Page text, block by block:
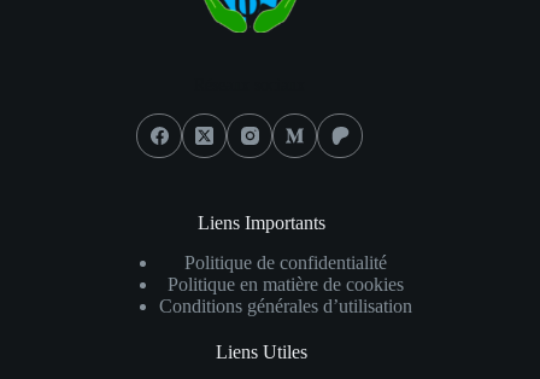
Liens Importants
Politique de confidentialité
Politique en matière de cookies
Conditions générales d’utilisation
Liens Utiles